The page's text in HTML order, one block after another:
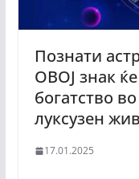
Познати
ОВОЈ знак
богатство
луксузен
17.01.2025